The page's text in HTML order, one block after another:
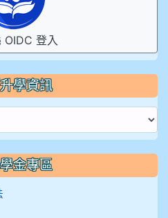
OIDC 登入
學資訊
金專區